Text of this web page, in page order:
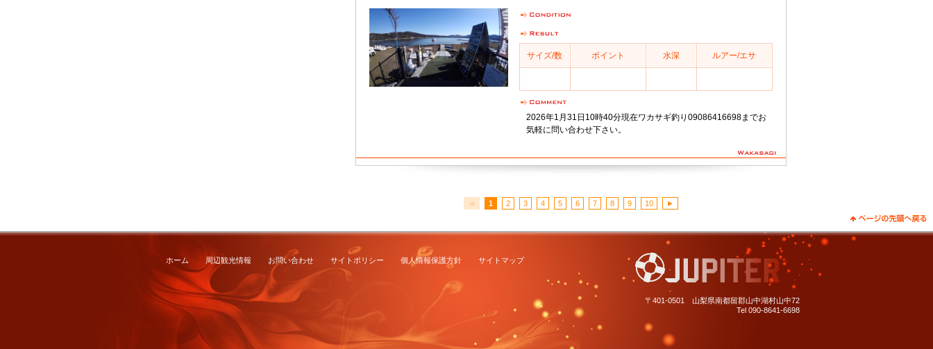
サイズ/数 ポイント 水深 ルアー/エサ
2026年1月31日10時40分現在ワカサギ釣り09086416698までお
気軽に問い合わせ下さい。
◄ 1 2 3 4 5 6 7 8 9 10 ►
ホーム 周辺観光情報 お問い合わせ サイトポリシー 個人情報保護方針 サイトマップ
〒401-0501 山梨県南都留郡山中湖村山中72
Tel 090-8641-6698